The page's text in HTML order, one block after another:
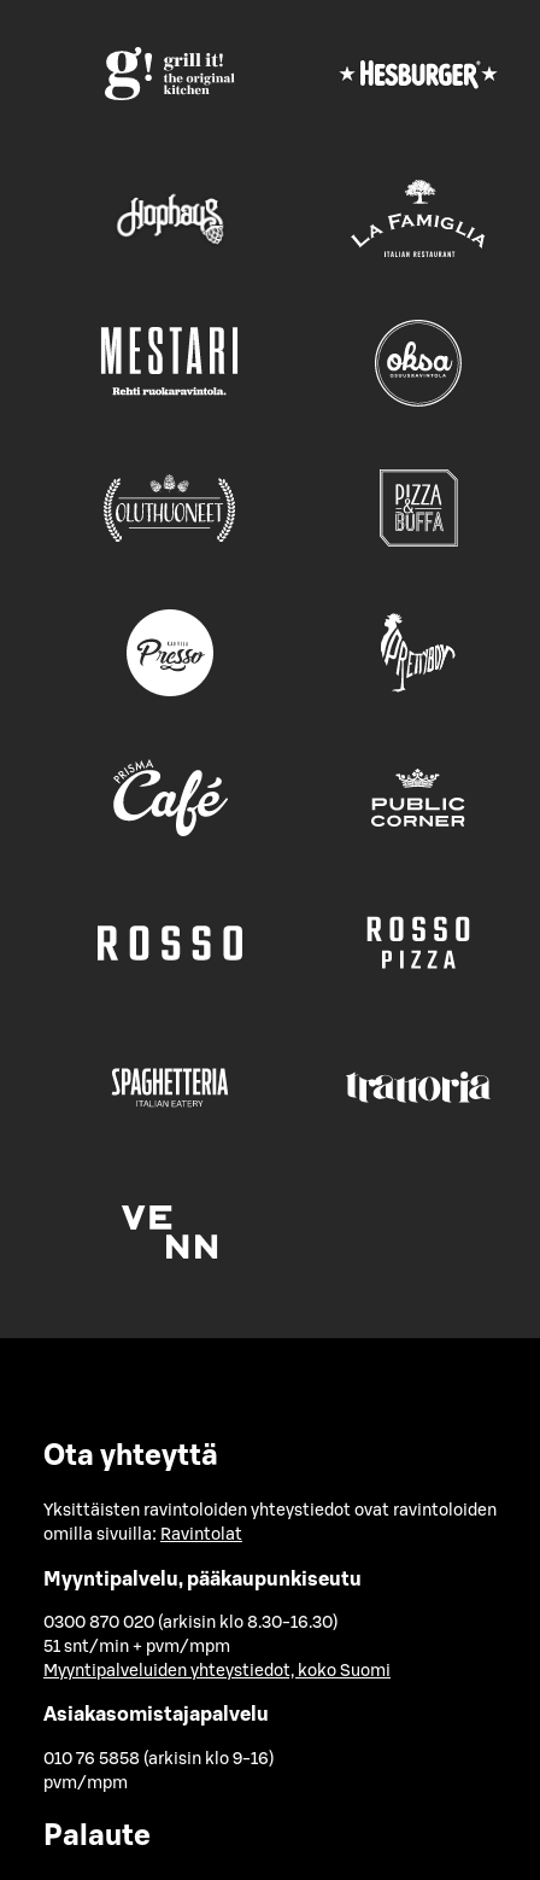
Ota yhteyttä
Yksittäisten ravintoloiden yhteystiedot ovat ravintoloiden
omilla sivuilla: Ravintolat
Myyntipalvelu, pääkaupunkiseutu
0300 870 020 (arkisin klo 8.30-16.30)
51 snt/min + pvm/mpm
Myyntipalveluiden yhteystiedot, koko Suomi
Asiakasomistajapalvelu
010 76 5858 (arkisin klo 9-16)
pvm/mpm
Palaute